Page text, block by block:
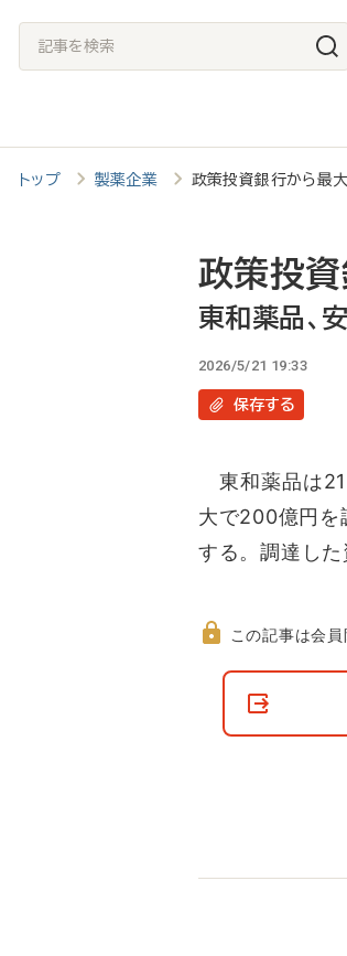
記
事
検
索
トップ 製薬企業 政策投資銀行から最
政策投
東和薬品、
2026/5/21 19:33
保存する
東和薬品は21
大で200億円を
する。調達し
て
この記事は会